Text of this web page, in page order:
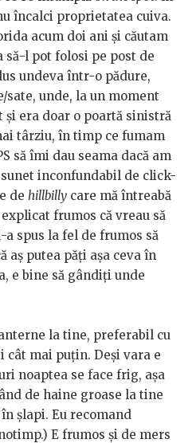
încalci proprietatea cuiva.
acum doi ani şi căutam
să-l pot folosi pe post de
undeva într-o pădure,
sate, unde, la un moment
era doar o poartă sinistră
târziu, în timp ce fumam
să îmi dau seama dacă am
inconfundabil de click-
de hillbilly care mă întreabă
frumos că vreau să
spus la fel de frumos să
aş putea păţi aşa ceva în
e bine să gândiţi unde
la tine, preferabil cu
cât mai puţin. Deşi vara e
noaptea se face frig, aşa
de haine groase la tine
şlapi. Eu recomand
E frumos şi de mers